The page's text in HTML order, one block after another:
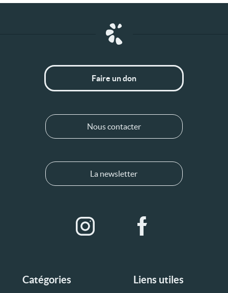
Catégories Liens utiles
Faire un don
Nous contacter
La newsletter